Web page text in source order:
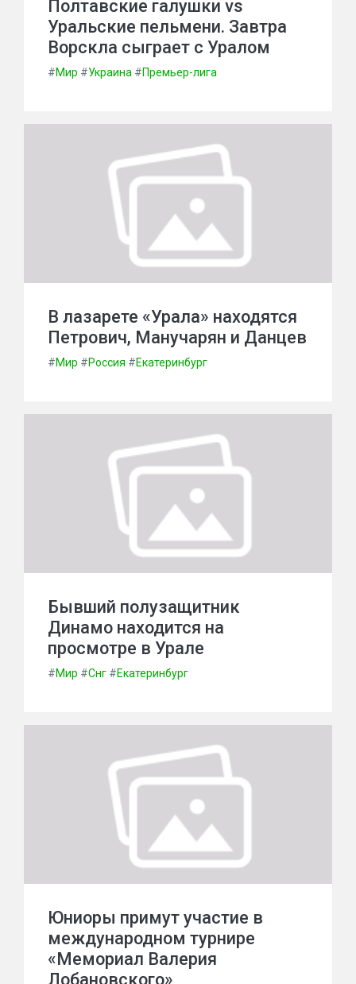
Полтавские галушки vs
Уральские пельмени. Завтра
Ворскла сыграет с Уралом
#Мир #Украина #Премьер-лига
В лазарете «Урала» находятся
Петрович, Манучарян и Данцев
#Мир #Россия #Екатеринбург
Бывший полузащитник
Динамо находится на
просмотре в Урале
#Мир #Снг #Екатеринбург
Юниоры примут участие в
международном турнире
«Мемориал Валерия
Лобановского»